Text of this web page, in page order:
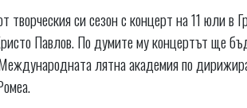
си сезон с концерт на 11 юли в
Павлов. По думите му концертът ще
лятна академия по